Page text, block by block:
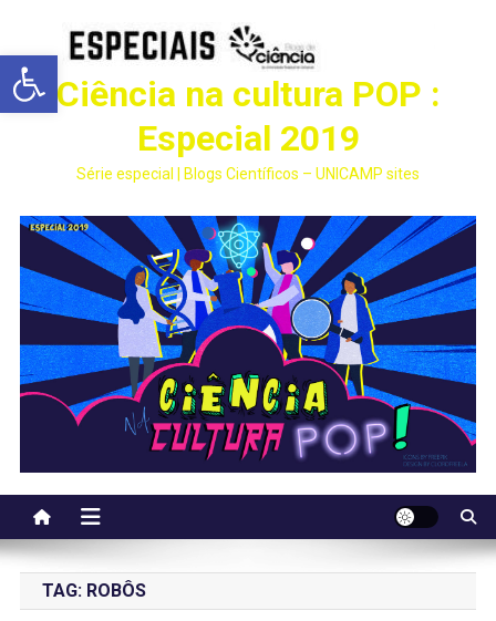
Abrir a barra de ferramentas
Ciência na cultura POP :
Especial 2019
Série especial | Blogs Científicos – UNICAMP sites
TAG: ROBÔS